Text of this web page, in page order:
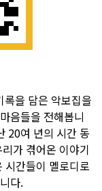
을 담은 악보집을
음들을 전해봅니
20여 년의 시간 동
가 겪어온 이야기
시간들이 멜로디로
다.